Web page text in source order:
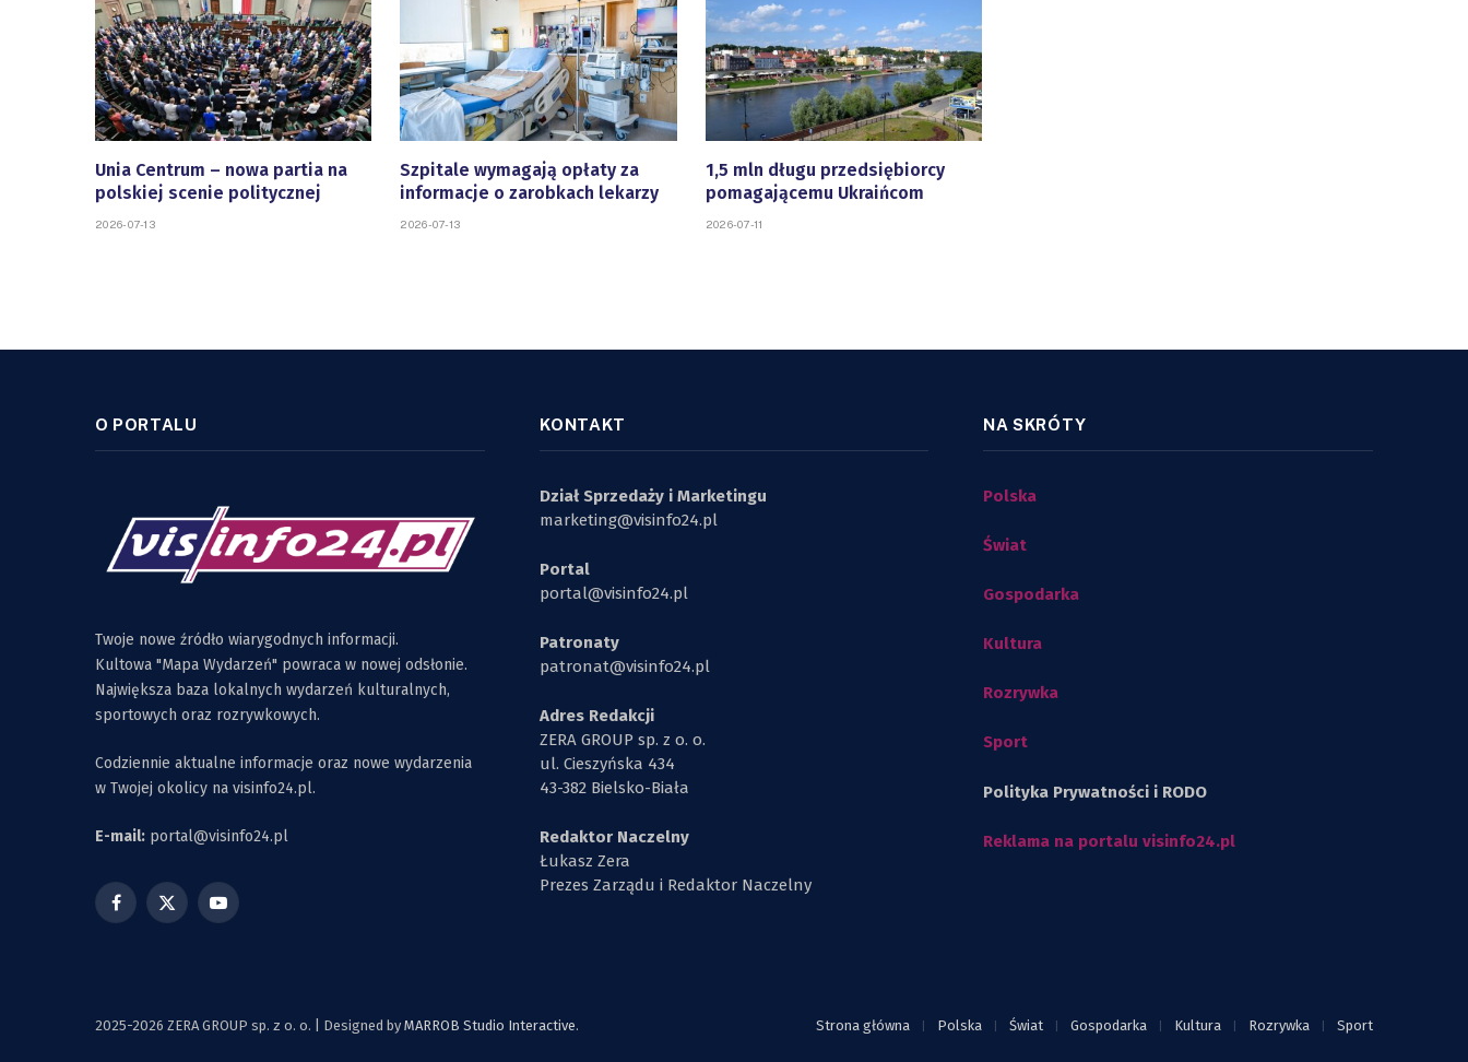
Unia Centrum – nowa partia na
polskiej scenie politycznej
2026-07-13
Szpitale wymagają opłaty za
informacje o zarobkach lekarzy
2026-07-13
1,5 mln długu przedsiębiorcy
pomagającemu Ukraińcom
2026-07-11
O PORTALU
Twoje nowe źródło wiarygodnych informacji.
Kultowa "Mapa Wydarzeń" powraca w nowej odsłonie.
Największa baza lokalnych wydarzeń kulturalnych,
sportowych oraz rozrywkowych.
Codziennie aktualne informacje oraz nowe wydarzenia
w Twojej okolicy na visinfo24.pl.
E-mail: portal@visinfo24.pl
Facebook
X
YouTube
KONTAKT
Dział Sprzedaży i Marketingu
marketing@visinfo24.pl
Portal
portal@visinfo24.pl
Patronaty
patronat@visinfo24.pl
Adres Redakcji
ZERA GROUP sp. z o. o.
ul. Cieszyńska 434
43-382 Bielsko-Biała
Redaktor Naczelny
Łukasz Zera
Prezes Zarządu i Redaktor Naczelny
NA SKRÓTY
Polska
Świat
Gospodarka
Kultura
Rozrywka
Sport
Polityka Prywatności i RODO
Reklama na portalu visinfo24.pl
2025-2026 ZERA GROUP sp. z o. o. | Designed by MARROB Studio Interactive. Strona główna Polska Świat Gospodarka Kultura Rozrywka Sport